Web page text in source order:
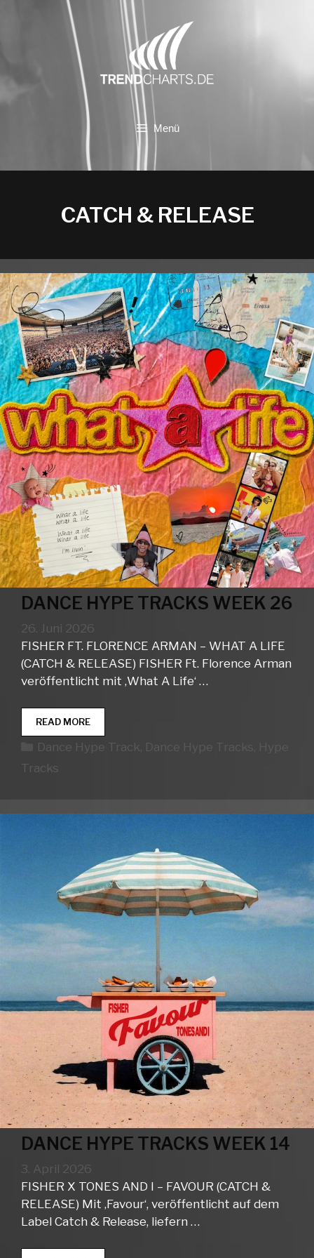
Menü
CATCH & RELEASE
DANCE HYPE TRACKS WEEK 26
26. Juni 2026
FISHER FT. FLORENCE ARMAN – WHAT A LIFE
(CATCH & RELEASE) FISHER Ft. Florence Arman
veröffentlicht mit ‚What A Life‘ …
READ MOREDANCE
HYPE
TRACKS
Kategorien
Dance Hype Track, Dance Hype Tracks
Tracks
DANCE HYPE TRACKS WEEK 14
3. April 2026
FISHER X TONES AND I – FAVOUR (CATCH &
RELEASE) Mit ‚Favour‘, veröffentlicht auf dem
Label Catch & Release, liefern …